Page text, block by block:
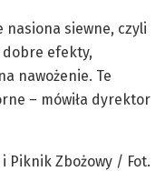
nasiona siewne, czyli
dobre efekty,
nawożenie. Te
– mówiła dyrektor